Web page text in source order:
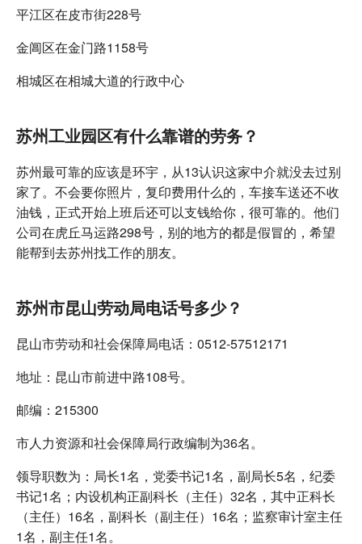
平江区在皮市街228号
金阊区在金门路1158号
相城区在相城大道的行政中心
苏州工业园区有什么靠谱的劳务？
苏州最可靠的应该是环宇，从13认识这家中介就没去过别
家了。不会要你照片，复印费用什么的，车接车送还不收
油钱，正式开始上班后还可以支钱给你，很可靠的。他们
公司在虎丘马运路298号，别的地方的都是假冒的，希望
能帮到去苏州找工作的朋友。
苏州市昆山劳动局电话号多少？
昆山市劳动和社会保障局电话：0512-57512171
地址：昆山市前进中路108号。
邮编：215300
市人力资源和社会保障局行政编制为36名。
领导职数为：局长1名，党委书记1名，副局长5名，纪委
书记1名；内设机构正副科长（主任）32名，其中正科长
（主任）16名，副科长（副主任）16名；监察审计室主任
1名，副主任1名。